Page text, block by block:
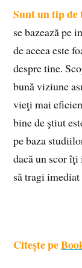
Sunt un tip de
se bazează pe
de aceea este
despre tine.
bună viziune
vieţi mai
bine de ştiut
pe baza
dacă un scor îţi
să tragi
Citește pe